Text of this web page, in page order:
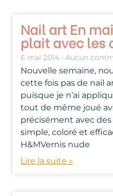
Nail art En
plait avec les
6 mai 2014 Aucun
Nouvelle semaine,
cette fois pas de nail
puisque je n’ai
tout de même joué
précisément avec des
simple, coloré et
H&MVernis nude
Lire la suite »